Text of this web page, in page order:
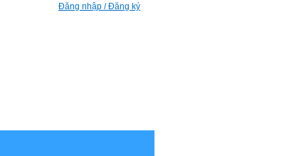
Đăng nhập / Đăng ký